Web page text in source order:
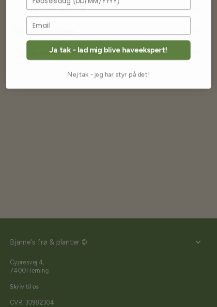
Frøkvalitet og garanti
Returnering og fortrydelse
Bjarne's frø & planter ©
Cypresvej 4,
7400 Herning
Skriv til os
CVR: 30982304
Ja tak - lad mig blive haveekspert!
Nej tak - jeg har styr på det!